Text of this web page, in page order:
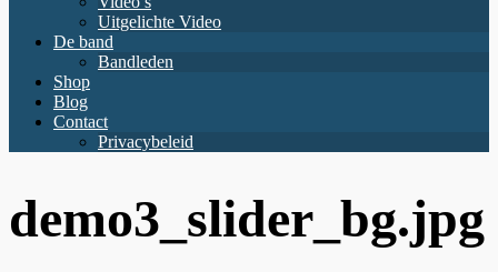
Uitgelichte Video
De band
Bandleden
Shop
Blog
Contact
Privacybeleid
demo3_slider_bg.jpg